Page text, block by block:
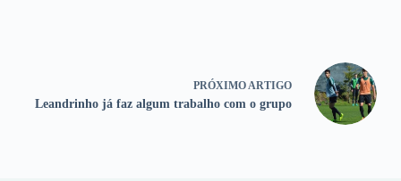
PRÓXIMO ARTIGO
Leandrinho já faz algum trabalho com o grupo